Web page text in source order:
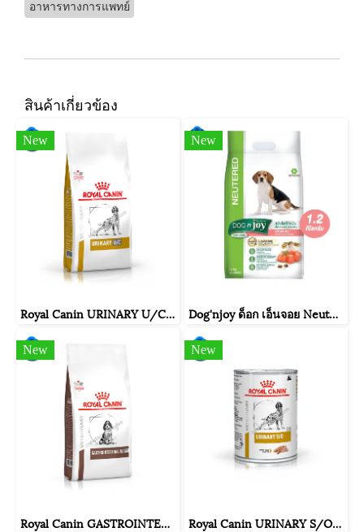
อาหารทางการแพทย์
สินค้าเกี่ยวข้อง
New
Royal Canin URINARY U/C สุนัขโรคนิ่ว ชนิด ยูเรต แซนทีน ซิสทีน ขนาดถุง 2 กิโลกรัม
New
Dog'njoy ด็อก เอ็นจอย Neutered Dog อาหารสุนัขโตทำหมัน รสแซลมอน ขนาด 500 กรัม / 1.5 กิโลกรัม
New
Royal Canin GASTROINTESTINAL PUPPY มีความผิดปกติที่ระบบทางเดินอาหาร ขนาดถุง 1 กิโลกรัม
New
Royal Canin URINARY S/O สุนัขโรคนิ่ว สลายนิ่วสตรูไวท์ ขนาดกระป๋อง 410 กรัม